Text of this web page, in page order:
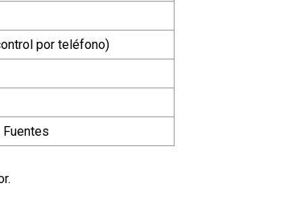
por teléfono)
Fuentes